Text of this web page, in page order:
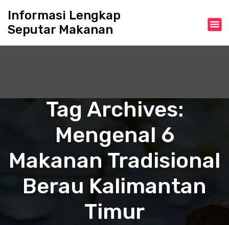
Informasi Lengkap
Seputar Makanan
Tag Archives:
Mengenal 6
Makanan Tradisional
Berau Kalimantan
Timur